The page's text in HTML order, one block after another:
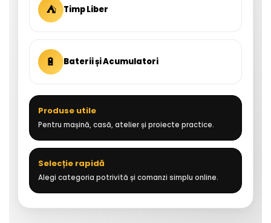
⛺ Timp Liber
🔋 Baterii și Acumulatori
Produse utile
Pentru mașină, casă, atelier și proiecte practice.
Selecție rapidă
Alegi categoria potrivită și comanzi simplu online.